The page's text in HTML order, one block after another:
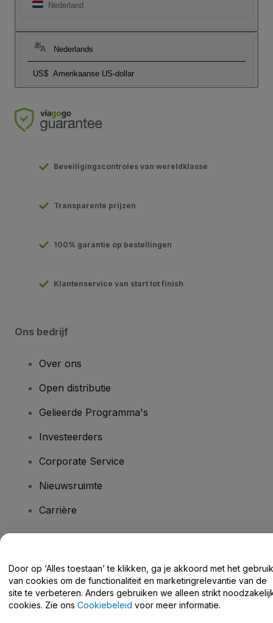
Nederland
Nederlands
US$ Amerikaanse US-dollar
Beveiligingscontroles van wereldklasse
Transparente prijzen
100% garantie op bestellingen
Klantenservice van start tot finish
Ons bedrijf
Over ons
Open distributie
Gelieerde Programma's
Investeerders
Corporate Service
Nieuwsruimte
Carrière
Helpcentrum / Neem Contact Met Ons Op
Door op ‘Alles toestaan’ te klikken, ga je akkoord met het gebruik
van cookies om de functionaliteit en marketingrelevantie van de
site te verbeteren. Anders gebruiken we alleen strikt
cookies. Zie ons Cookiebeleid voor meer informatie.